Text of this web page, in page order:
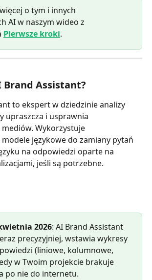
o tym i innych
AI w naszym wideo z
Pierwsze kroki.
Brand Assistant?
to ekspert w dziedzinie analizy
upraszcza i usprawnia
Wykorzystuje
językowe do zamiany pytań
na odpowiedzi oparte na
jeśli są potrzebne.
2026: AI Brand Assistant
precyzyjniej, wstawia wykresy
(liniowe, kolumnowe,
w Twoim projekcie brakuje
po nie do internetu.